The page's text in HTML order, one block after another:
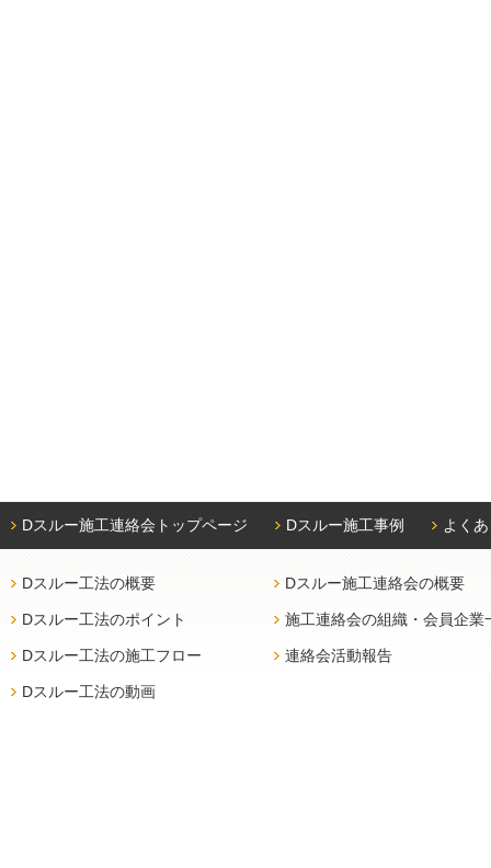
Dスルー施工連絡会トップページ Dスルー施工事例 よく
Dスルー工法の概要
Dスルー工法のポイント
Dスルー工法の施工フロー
Dスルー工法の動画
Dスルー施工連絡会の概要
施工連絡会の組織・会員企業
連絡会活動報告